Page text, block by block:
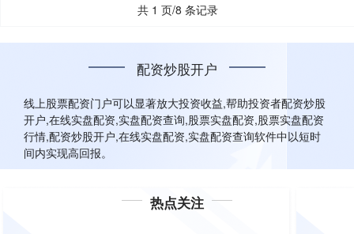
共 1 页/8 条记录
配资炒股开户
线上股票配资门户可以显著放大投资收益,帮助投资者配资炒股
开户,在线实盘配资,实盘配资查询,股票实盘配资,股票实盘配资
行情,配资炒股开户,在线实盘配资,实盘配资查询软件中以短时
间内实现高回报。
热点关注